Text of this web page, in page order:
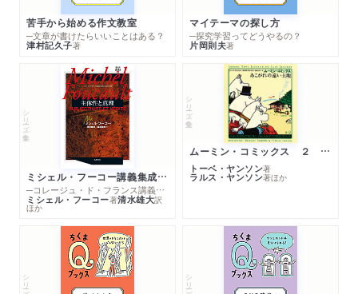
苦手から始める作文教室
─文章が書けたらいいことはある？
津村記久子著
マイテーマの探し方
─探究学習ってどうやるの？
片岡則夫著
シリーズ・全集
ミシェル・フーコー講義集成１０ 主体性と真理
─コレージュ・ド・フランス講義１９８０－１９８１年度
ミシェル・フーコー著清水雄大訳
ほか
シリーズ・全集
ムーミン・コミックス ２ あこがれの遠い土地
トーベ・ヤンソン著
ラルス・ヤンソン著ほか
シリーズ・全集 シリーズ・全集